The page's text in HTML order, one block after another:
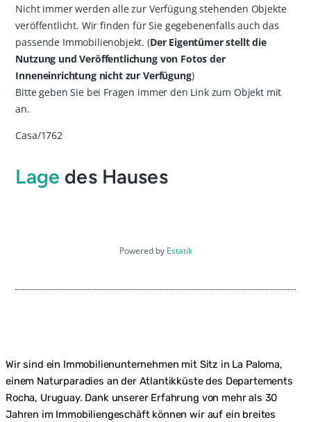
Nicht immer werden alle zur Verfügung stehenden Objekte
veröffentlicht. Wir finden für Sie gegebenenfalls auch das
passende Immobilienobjekt. (Der Eigentümer stellt die
Nutzung und Veröffentlichung von Fotos der
Inneneinrichtung nicht zur Verfügung)
Bitte geben Sie bei Fragen immer den Link zum Objekt mit
an.
Casa/1762
Lage des Hauses
Powered by Estatik
Wir sind ein Immobilienunternehmen mit Sitz in La Paloma,
einem Naturparadies an der Atlantikküste des Departements
Rocha, Uruguay. Dank unserer Erfahrung von mehr als 30
Jahren im Immobiliengeschäft können wir auf ein breites